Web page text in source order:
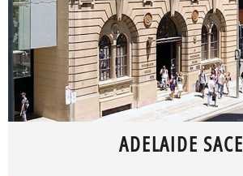
ADELAIDE SACE